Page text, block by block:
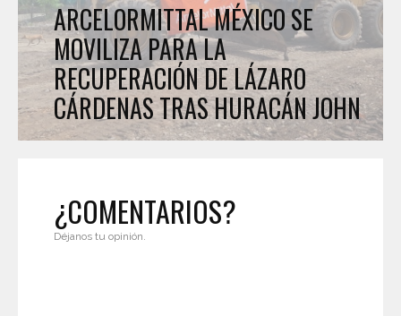
ARCELORMITTAL MÉXICO SE
MOVILIZA PARA LA
RECUPERACIÓN DE LÁZARO
CÁRDENAS TRAS HURACÁN JOHN
¿COMENTARIOS?
Déjanos tu opinión.